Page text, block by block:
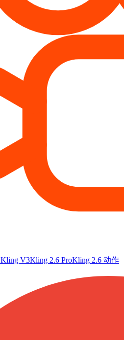
Kling V3Kling 2.6 ProKling 2.6 动作